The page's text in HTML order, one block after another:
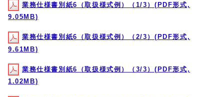
業務仕様書別紙6（取扱様式例）（1/3）(PDF形式,
9.05MB)
業務仕様書別紙6（取扱様式例）（2/3）(PDF形式,
9.61MB)
業務仕様書別紙6（取扱様式例）（3/3）(PDF形式,
1.02MB)